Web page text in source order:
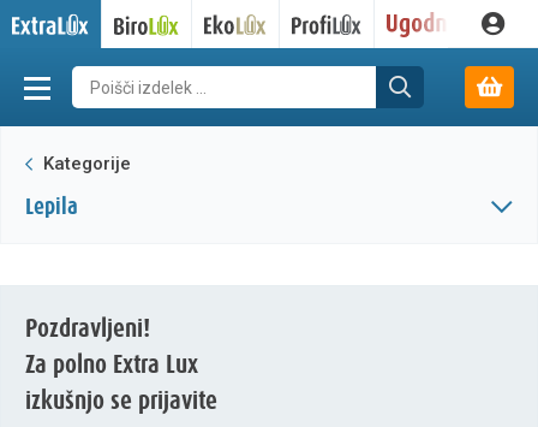
Kategorije
lepila
Pozdravljeni!
Za polno Extra Lux
izkušnjo se prijavite